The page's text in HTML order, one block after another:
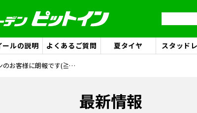
ールの説明 よくあるご質問 夏タイヤ スタッド
ミニバンのお客様に朗報です(≧∀≦)
最新情報